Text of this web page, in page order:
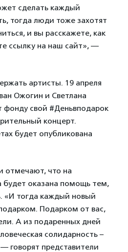
сделать каждый
тогда люди тоже захотят
и вы расскажете, как
ссылку на наш сайт», —
артисты. 19 апреля
Ожогин и Светлана
фонду свой #Деньвподарок
концерт.
будет опубликована
отмечают, что на
будет оказана помощь тем,
«И тогда каждый новый
Подарком от вас,
А из подаренных дней
солидарность –
говорят представители